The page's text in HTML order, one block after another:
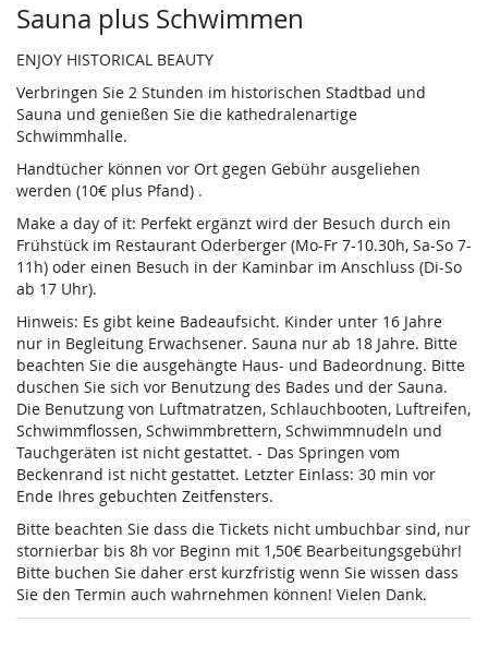
Sauna plus Schwimmen
ENJOY HISTORICAL BEAUTY
Verbringen Sie 2 Stunden im historischen Stadtbad und
Sauna und genießen Sie die kathedralenartige
Schwimmhalle.
Handtücher können vor Ort gegen Gebühr ausgeliehen
werden (10€ plus Pfand) .
Make a day of it: Perfekt ergänzt wird der Besuch durch ein
Frühstück im Restaurant Oderberger (Mo-Fr 7-10.30h, Sa-So 7-
11h) oder einen Besuch in der Kaminbar im Anschluss (Di-So
ab 17 Uhr).
Hinweis: Es gibt keine Badeaufsicht. Kinder unter 16 Jahre
nur in Begleitung Erwachsener. Sauna nur ab 18 Jahre. Bitte
beachten Sie die ausgehängte Haus- und Badeordnung. Bitte
duschen Sie sich vor Benutzung des Bades und der Sauna.
Die Benutzung von Luftmatratzen, Schlauchbooten, Luftreifen,
Schwimmflossen, Schwimmbrettern, Schwimmnudeln und
Tauchgeräten ist nicht gestattet. - Das Springen vom
Beckenrand ist nicht gestattet. Letzter Einlass: 30 min vor
Ende Ihres gebuchten Zeitfensters.
Bitte beachten Sie dass die Tickets nicht umbuchbar sind, nur
stornierbar bis 8h vor Beginn mit 1,50€ Bearbeitungsgebühr!
Bitte buchen Sie daher erst kurzfristig wenn Sie wissen dass
Sie den Termin auch wahrnehmen können! Vielen Dank.